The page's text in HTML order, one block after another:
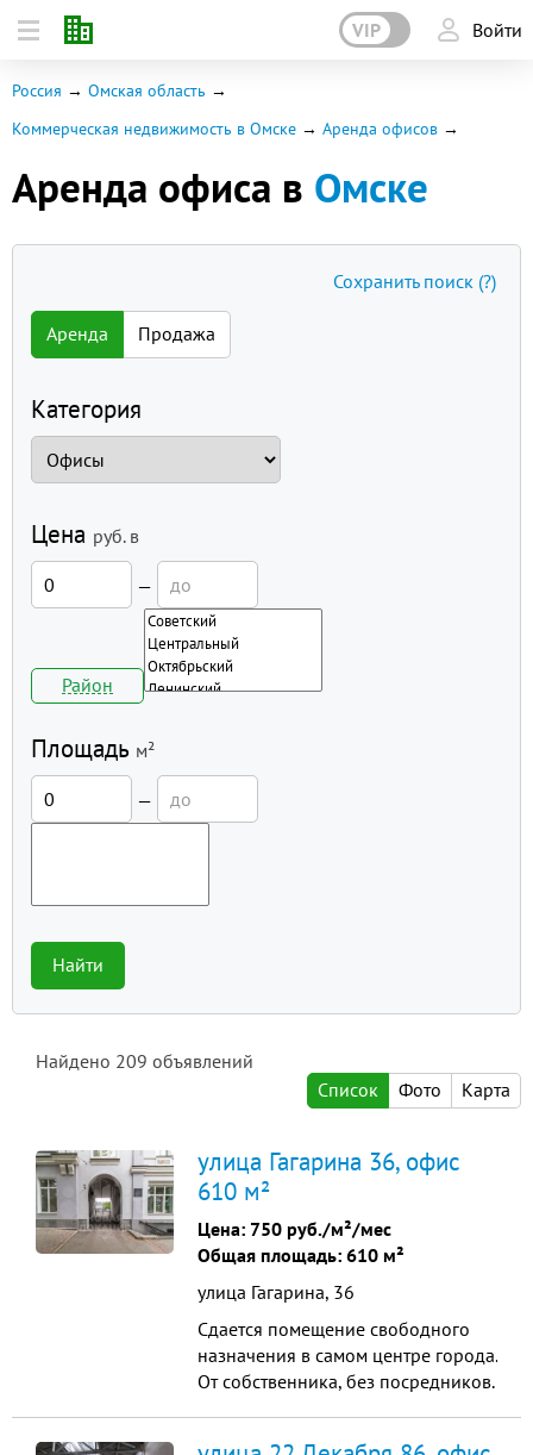
VIP Войти
Россия
Омская область
Коммерческая недвижимость в Омске
Аренда офисов
Аренда офиса в Омске
Аренда Продажа
Категория
Цена руб. в
—
Район
Площадь м²
—
Найти
Сохранить поиск (?)
Найдено 209 объявлений
Список
Фото Карта
улица Гагарина 36, офис
610 м²
Цена: 750 руб./м²/мес
Общая площадь: 610 м²
улица Гагарина, 36
Сдается помещение свободного
назначения в самом центре города.
От собственника, без посредников.